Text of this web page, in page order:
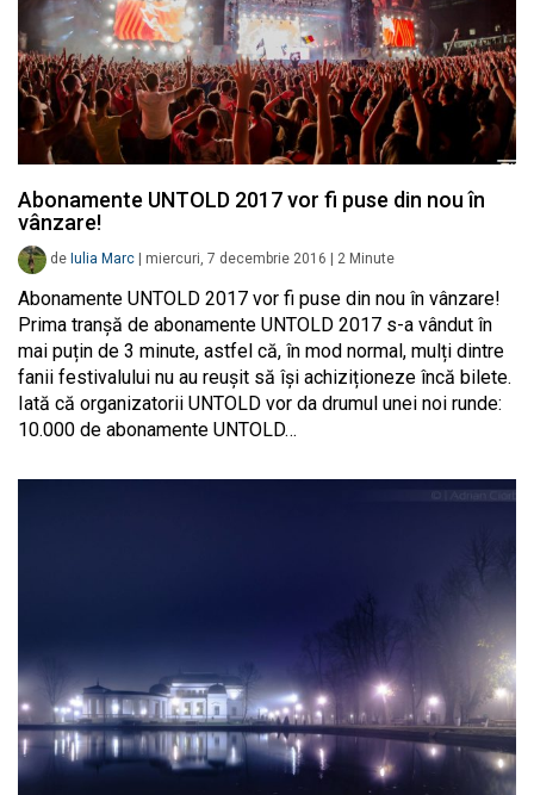
Abonamente UNTOLD 2017 vor fi puse din nou în
vânzare!
de Iulia Marc miercuri, 7 decembrie 2016 2 Minute
Abonamente UNTOLD 2017 vor fi puse din nou în vânzare!
Prima tranșă de abonamente UNTOLD 2017 s-a vândut în
mai puțin de 3 minute, astfel că, în mod normal, mulți dintre
fanii festivalului nu au reușit să își achiziționeze încă bilete.
Iată că organizatorii UNTOLD vor da drumul unei noi runde:
10.000 de abonamente UNTOLD…